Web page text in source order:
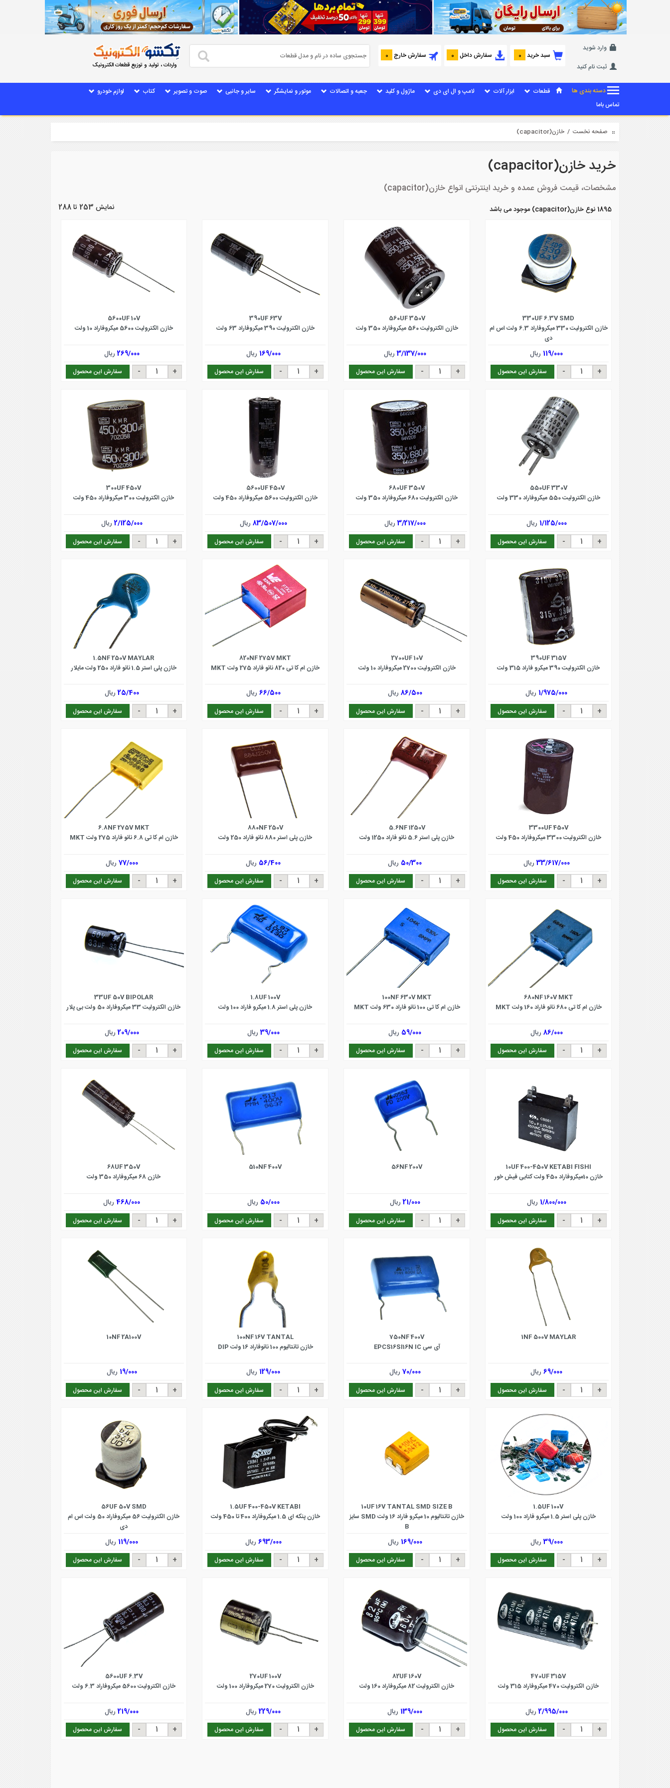
وارد شوید
ثبت نام کنید
سبد خرید 0 سفارش داخل 0 سفارش خارج 0
واردات ، تولید و توزیع قطعات الکترونیک
دسته بندی ها قطعات ابزار آلات لامپ و ال ای دی ماژول و کلید جعبه و اتصالات موتور و نمایشگر سایر و جانبی صوت و تصویر کتاب
لوازم خودرو
تماس باما
صفحه نخست / خازن(capacitor)
خرید خازن(capacitor)
مشخصات، قیمت فروش عمده و خرید اینترنتی انواع خازن(capacitor)
1895 نوع خازن(capacitor) موجود می باشد نمایش 253 تا 288
330UF 6.3V SMD
خازن الکترولیت 330 میکروفاراد 6.3 ولت اس ام
دی
119/000 ریال
سفارش این محصول
560UF 350V
خازن الکترولیت 560 میکروفاراد 350 ولت
3/137/000ریال
سفارش این محصول
390UF 63V
خازن الکترولیت 390 میکروفاراد 63 ولت
169/000 ریال
سفارش این محصول
5600UF 10V
خازن الکترولیت 5600 میکروفاراد 10 ولت
269/000ریال
سفارش این محصول
550UF 330V
خازن الکترولیت 550 میکروفاراد 330 ولت
1/125/000 ریال
سفارش این محصول
680UF 350V
خازن الکترولیت 680 میکروفاراد 350 ولت
3/217/000ریال
سفارش این محصول
5600UF 450V
خازن الکترولیت 5600 میکروفاراد 450 ولت
83/507/000 ریال
سفارش این محصول
300UF 450V
خازن الکترولیت 300 میکروفاراد 450 ولت
2/125/000ریال
سفارش این محصول
390UF 315V
خازن الکترولیت 390 میکرو فاراد 315 ولت
1/975/000 ریال
سفارش این محصول
2700UF 10V
خازن الکترولیت 2700 میکروفاراد 10 ولت
86/500 ریال
سفارش این محصول
820NF 275V MKT
خازن ام کا تی 820 نانو فاراد 275 ولت MKT
66/500 ریال
سفارش این محصول
1.5NF 250V MAYLAR
خازن پلی استر 1.5 نانو فاراد 250 ولت مایلار
25/400ریال
سفارش این محصول
3300UF 450V
خازن الکترولیت 3300 میکروفاراد 450 ولت
33/617/000ریال
سفارش این محصول
5.6NF 1250V
خازن پلی استر 5.6 نانو فاراد 1250 ولت
50/300 ریال
سفارش این محصول
880NF 250V
خازن پلی استر 880 نانو فاراد 250 ولت
56/400 ریال
سفارش این محصول
6.8NF 275V MKT
خازن ام کا تی 6.8 نانو فاراد 275 ولت MKT
77/000 ریال
سفارش این محصول
680NF 160V MKT
خازن ام کا تی 680 نانو فاراد 160 ولت MKT
86/000 ریال
سفارش این محصول
100NF 630V MKT
خازن ام کا تی 100 نانو فاراد 630 ولت MKT
59/000 ریال
سفارش این محصول
1.8UF 100V
خازن پلی استر 1.8 میکرو فاراد 100 ولت
39/000ریال
سفارش این محصول
33UF 50V BIPOLAR
خازن الکترولیت 33 میکروفاراد 50 ولت بی پلار
209/000ریال
سفارش این محصول
10UF 400-450V KETABI FISHI
خازن 10میکروفاراد 450 ولت کتابی فیش خور
1/800/000 ریال
سفارش این محصول
56NF 200V
21/000ریال
سفارش این محصول
510NF 400V
50/000 ریال
سفارش این محصول
68UF 350V
خازن 68 میکروفاراد 350 ولت
468/000ریال
سفارش این محصول
1NF 500V MAYLAR
69/000ریال
سفارش این محصول
750NF 400V
آی سی EPCS16SI16N IC
70/000 ریال
سفارش این محصول
100NF 16V TANTAL
خازن تانتالیوم 100 نانوفاراد 16 ولت DIP
129/000 ریال
سفارش این محصول
10NF 2A100V
19/000 ریال
سفارش این محصول
1.5UF 100V
خازن پلی استر 1.5 میکرو فاراد 100 ولت
39/000ریال
سفارش این محصول
10UF 16V TANTAL SMD SIZE B
خازن تانتالیوم 10 میکرو فاراد 16 ولت SMD سایز
B
169/000 ریال
سفارش این محصول
1.5UF 400-450V KETABI
خازن پنکه ای 1.5 میکروفاراد 400 تا 450 ولت
693/000 ریال
سفارش این محصول
56UF 50V SMD
خازن الکترولیت 56 میکروفاراد 50 ولت اس ام
دی
119/000 ریال
سفارش این محصول
470UF 315V
خازن الکترولیت 470 میکروفاراد 315 ولت
2/995/000ریال
سفارش این محصول
82UF 160V
خازن الکترولیت 82 میکروفاراد 160 ولت
139/000 ریال
سفارش این محصول
270UF 100V
خازن الکترولیت 270 میکروفاراد 100 ولت
229/000ریال
سفارش این محصول
5600UF 6.3V
خازن الکترولیت 5600 میکروفاراد 6.3 ولت
219/000ریال
سفارش این محصول